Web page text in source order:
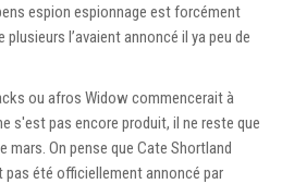
espion espionnage est forcément
l’avaient annoncé il ya peu de
ou afros Widow commencerait à
s'est pas encore produit, il ne reste que
mars. On pense que Cate Shortland
pas été officiellement annoncé par